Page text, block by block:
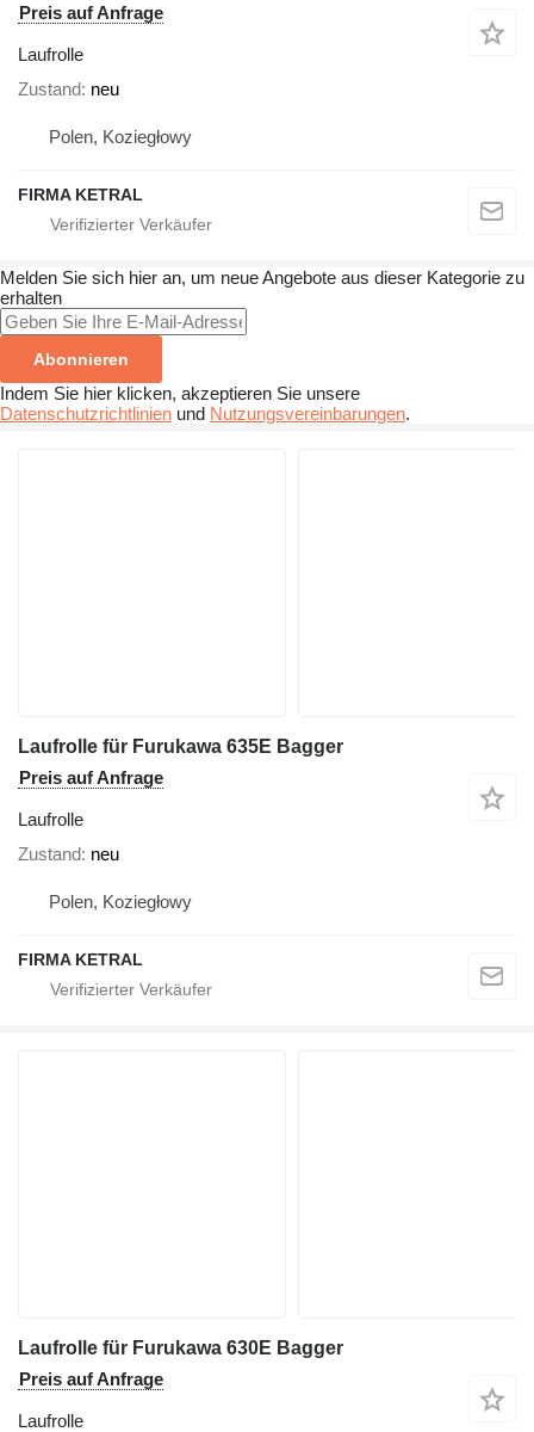
Preis auf Anfrage
Laufrolle
Zustand neu
Polen, Koziegłowy
FIRMA KETRAL
Melden Sie sich hier an, um neue Angebote aus dieser Kategorie zu
erhalten
Abonnieren
Indem Sie hier klicken, akzeptieren Sie unsere
Datenschutzrichtlinien und Nutzungsvereinbarungen.
Laufrolle für Furukawa 635E Bagger
Preis auf Anfrage
Laufrolle
Zustand neu
Polen, Koziegłowy
FIRMA KETRAL
Laufrolle für Furukawa 630E Bagger
Preis auf Anfrage
Laufrolle